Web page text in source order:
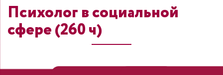
Психолог в социальной
сфере (260 ч)